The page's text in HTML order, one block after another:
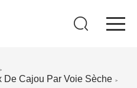
>
De Cajou Par Voie Sèche >